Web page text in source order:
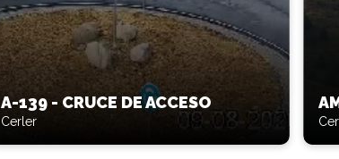
A-139 - CRUCE DE ACCESO
Cerler